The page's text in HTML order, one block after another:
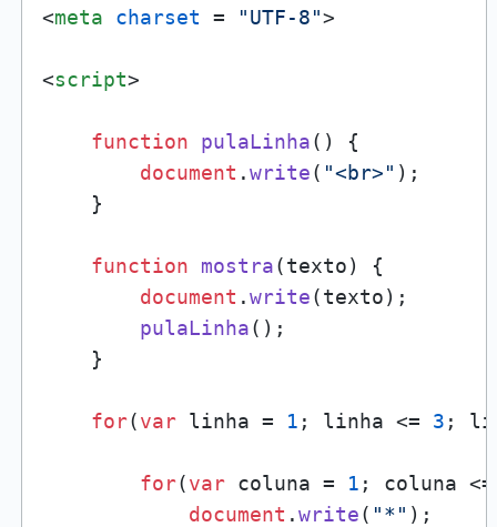
<meta charset = "UTF-8">
<script>
function pulaLinha( ) {
document .write( "<br>" );
    }
function mostra(texto) {
document .write(texto);
pulaLinha();
    }
for(var linha = 1 ; linha <= 3 ;
for(var coluna = 1 ; coluna
document .write( "*" );